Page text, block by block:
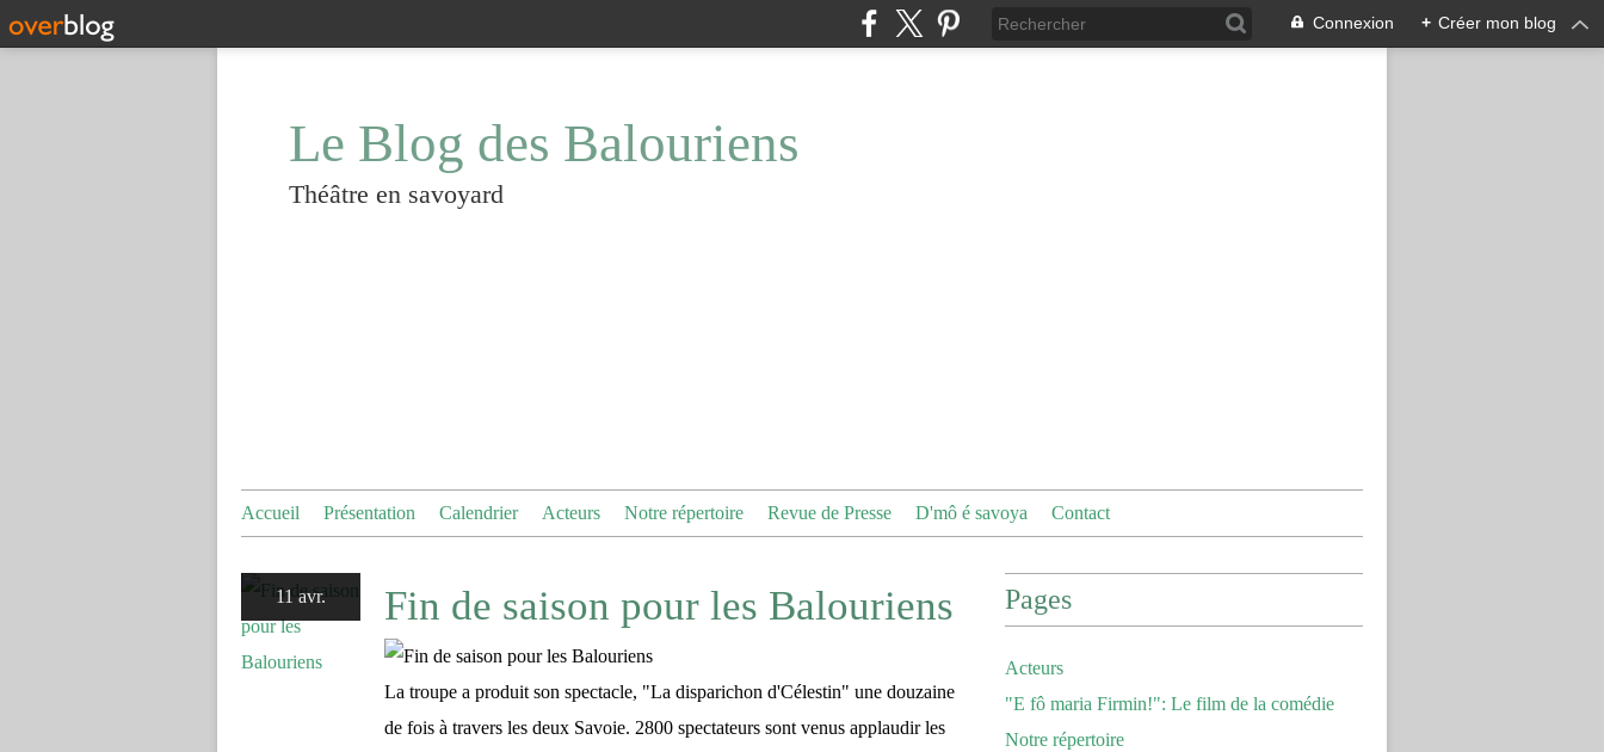
Connexion + Créer mon blog
Le Blog des Balouriens
Théâtre en savoyard
Accueil Présentation Calendrier Acteurs Notre répertoire Revue de Presse D'mô é savoya Contact
11 avr. Fin de saison pour les Balouriens
La troupe a produit son spectacle, "La disparichon d'Célestin" une douzaine
de fois à travers les deux Savoie. 2800 spectateurs sont venus applaudir les
Pages
Acteurs
"E fô maria Firmin!": Le film de la comédie
Notre répertoire